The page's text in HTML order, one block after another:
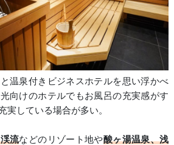
温泉付きビジネスホテルを思い浮かべ
向けのホテルでもお風呂の充実感がす
実している場合が多い。
流などのリゾート地や酸ヶ湯温泉、浅